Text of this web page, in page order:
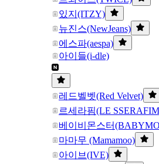
있지(ITZY)
뉴진스(NewJeans)
에스파(aespa)
아이들(i-dle)
레드벨벳(Red Velvet)
르세라핌(LE
베이비몬스터
마마무 (Mamamoo)
아이브(IVE)